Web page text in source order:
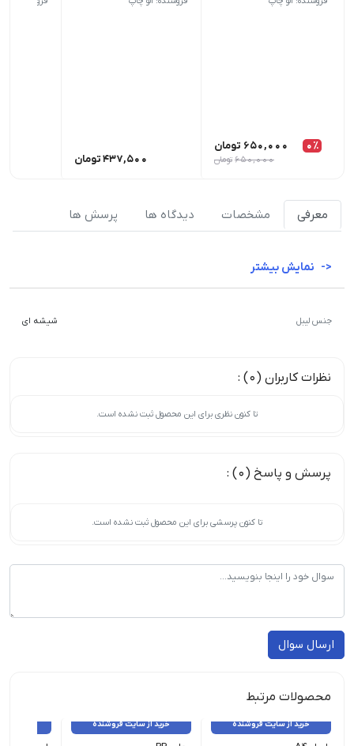
0٪ 650,000 تومان
650,000 تومان 437,500تومان
معرفی مشخصات دیدگاه ها پرسش ها
جنس لیبل شیشه ای
نظرات کاربران (0) :
تا کنون نظری برای این محصول ثبت نشده است.
پرسش و پاسخ (0) :
تا کنون پرسشی برای این محصول ثبت نشده است.
ارسال سوال
محصولات مرتبط
خرید از سایت فروشنده خرید از سایت فروشنده